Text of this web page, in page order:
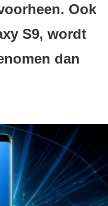
Ook
S9, wordt
dan